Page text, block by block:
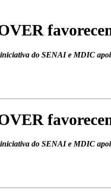
do SENAI e MDIC
do SENAI e MDIC